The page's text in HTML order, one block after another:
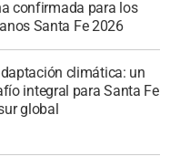
confirmada para los
Santa Fe 2026
climática: un
integral para Santa Fe
global